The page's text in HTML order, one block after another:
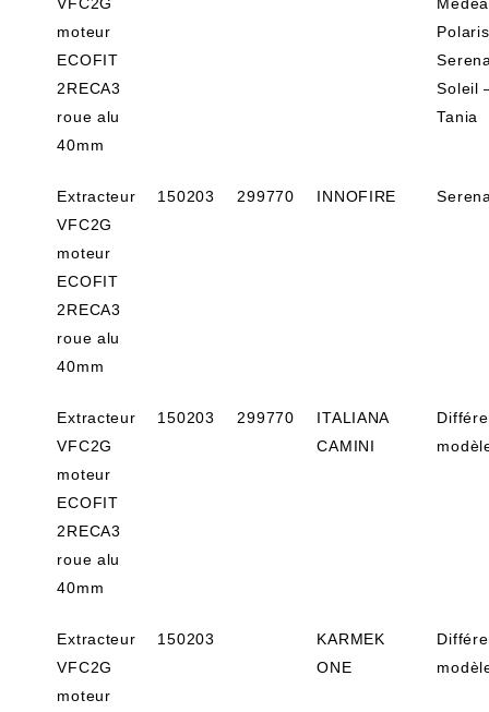
moteur
ECOFIT
2RECA3
roue alu
40mm
Soleil
Tania
Extracteur
VFC2G
moteur
ECOFIT
2RECA3
roue alu
40mm
150203 299770 INNOFIRE
Extracteur
VFC2G
moteur
ECOFIT
2RECA3
roue alu
40mm
150203 299770
ITALIANA
CAMINI
Extracteur
VFC2G
moteur
150203
KARMEK
ONE